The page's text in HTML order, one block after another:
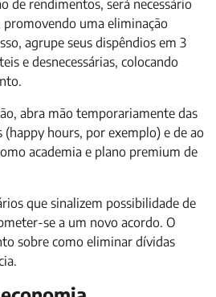
de rendimentos, será necessário
promovendo uma eliminação
agrupe seus dispêndios em 3
e desnecessárias, colocando
abra mão temporariamente das
(happy hours, por exemplo) e de ao
academia e plano premium de
que sinalizem possibilidade de
se a um novo acordo. O
sobre como eliminar dívidas